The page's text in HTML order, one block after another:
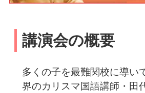
講演会の概要
多くの子を最難関校に導い
界のカリスマ国語講師・田